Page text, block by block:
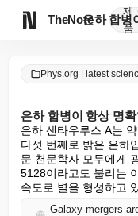
TheNote
제
품
Phys.org | latest
은하 합병이 항상 명
은하 센타우루스 A는
다섯 번째로 밝은 은하
문 천문학자 모두에게
5128이라고도 불리는
속도로 별을 형성하고
Galaxy mergers